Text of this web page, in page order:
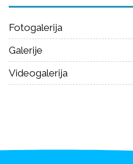
Fotogalerija
Galerije
Videogalerija